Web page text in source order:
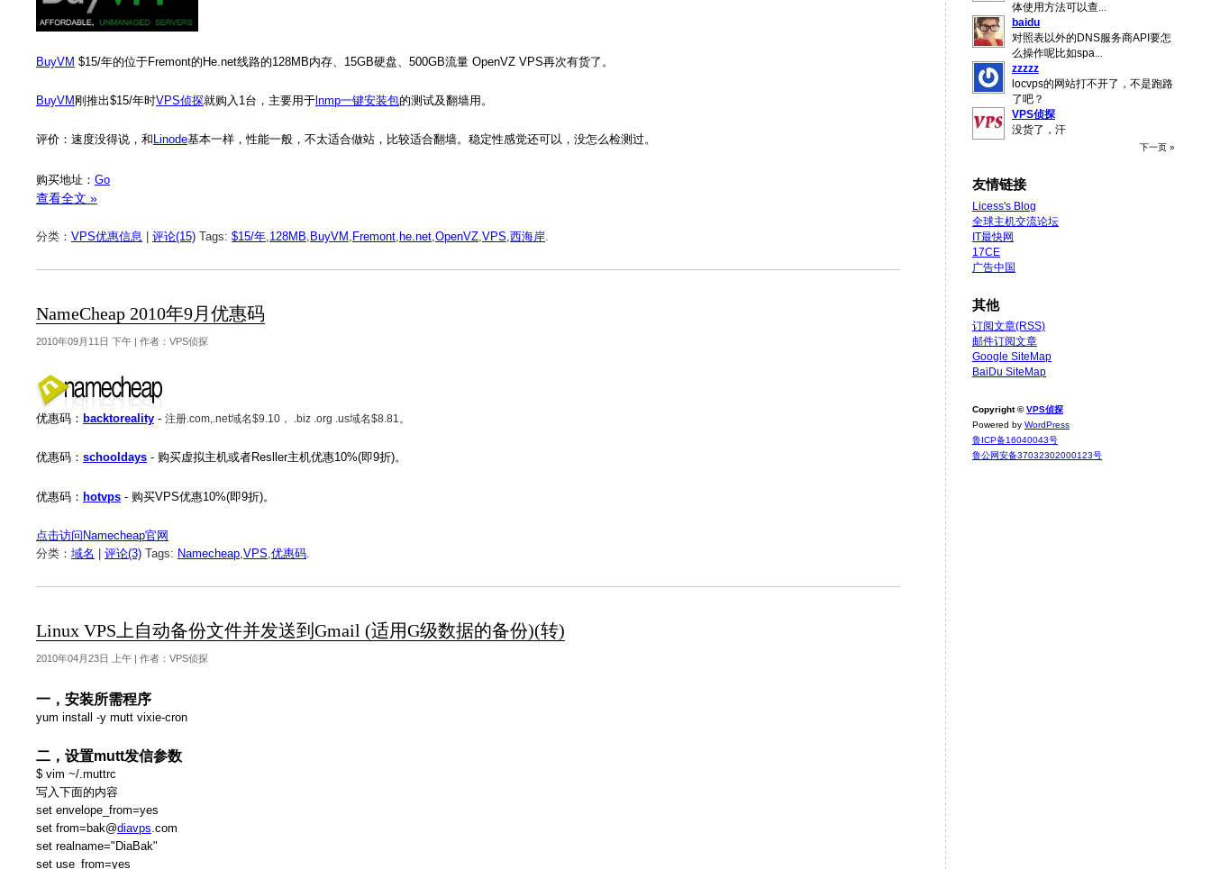
BuyVM $15/年的位于Fremont的He.net线路的128MB内存、15GB硬盘、500GB流量 OpenVZ VPS再次有货了。
BuyVM 刚推出$15/年时VPS侦探就购入1台，主要用于 lnmp一键安装包的测试及翻墙用。
评价：速度没得说，和 Linode基本一样，性能一般，不太适合做站，比较适合翻墙。稳定性感觉还可以，没怎么检测过。
购买地址： Go
查看全文 »
分类： VPS优惠信息 评论(15) Tags: $15/年,128MB, BuyVM , Fremont, he.net,OpenVZ,VPS,西海岸.
NameCheap 2010年9月优惠码
2010年09月11日 下午 | 作者：VPS侦探
优惠码： backtoreality - 注册.com,.net域名$9.10， .biz .org .us域名$8.81。
优惠码： schooldays - 购买虚拟主机或者Resller主机优惠10%(即9折)。
优惠码： hotvps - 购买VPS优惠10%(即9折)。
点击访问Namecheap官网
分类： 域名 评论(3) Tags: Namecheap,VPS,优惠码.
Linux VPS上自动备份文件并发送到Gmail (适用G级数据的备份)(转)
2010年04月23日 上午 | 作者：VPS侦探
一，安装所需程序
yum install -y mutt vixie-cron
二，设置mutt发信参数
$ vim ~/.muttrc
写入下面的内容
set envelope_from=yes
set from=bak@diavps.com
set realname="DiaBak"
set use_from=yes
体使用方法可以查
baidu
对照表以外的DNS服务商API要怎
么操作呢比如spa
zzzzz
locvps的网站打不开了，不是跑路
了吧？
VPS侦探
没货了，汗
下一页 »
友情链接
Licess's Blog
全球主机交流论坛
IT最快网
17CE
广告中国
其他
订阅文章(RSS)
邮件订阅文章
Google SiteMap
BaiDu SiteMap
Copyright ©VPS侦探
Powered by WordPress
鲁ICP备16040043号
鲁公网安备37032302000123号